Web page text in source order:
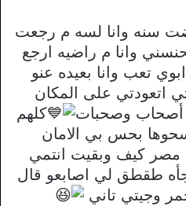
سنه وانا لسه م رجعت
وانا م راضيه ارجع
تعب وانا بعيده عنو
اتعودتي على المكان
أصحاب وصحبات
كلهم
بحس بي الامان
كيف وبقيت انتمي
طقطق لي اصابعو قال
وجيتي تاني